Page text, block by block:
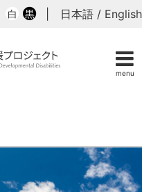
menu
白 黒 日本語 / English